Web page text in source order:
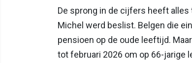
De sprong in de cijfers heeft
Michel werd beslist. Belgen die
pensioen op de oude leeftijd.
tot februari 2026 om op 66-jarige